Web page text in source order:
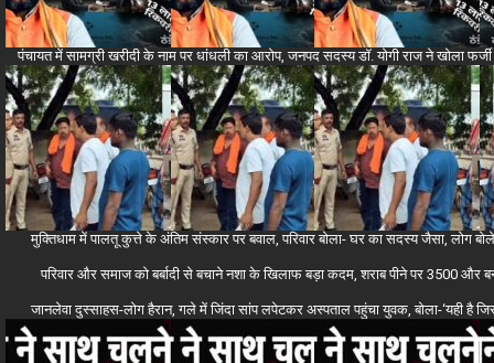
पंचायत में सामग्री खरीदी के नाम पर धांधली का आरोप, जनपद सदस्य डॉ. योगी राज ने खोला
मुक्तिधाम में पालतू कुत्ते के अंतिम संस्कार पर बवाल, परिवार बोला- घर का सदस्य जैसा, लोग
परिवार और समाज को बर्बादी से बचाने नशा के खिलाफ बड़ा कदम, शराब पीने पर 3500 और
जानलेवा दुस्साहस-लोग हैरान, गले में जिंदा सांप लपेटकर अस्पताल पहुंचा युवक, बोला-‘यही है